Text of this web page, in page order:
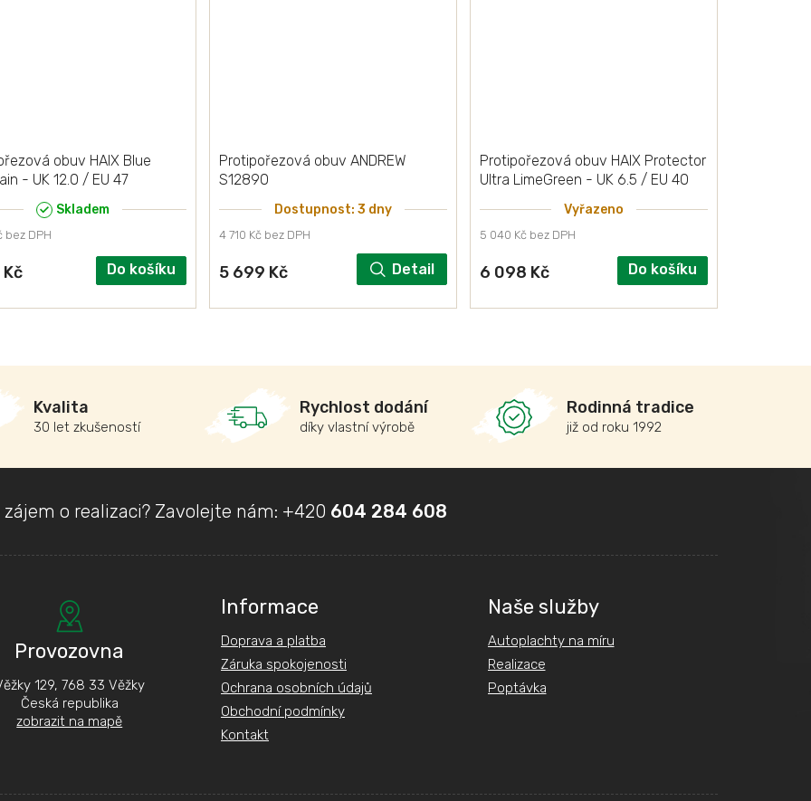
obuv HAIX Blue
- UK 12.0 / EU 47
Skladem
bez DPH
Kč Do košíku
Protipořezová obuv ANDREW
S12890
Dostupnost: 3 dny
4 710 Kč bez DPH
5 699 Kč Detail
Protipořezová obuv HAIX Protector
Ultra LimeGreen - UK 6.5 / EU 40
Vyřazeno
5 040 Kč bez DPH
6 098 Kč Do košíku
v
a
í
v
y
Kvalita
30 let zkušeností
Rychlost dodání
díky vlastní výrobě
Rodinná tradice
již od roku 1992
zájem o realizaci? Zavolejte nám: +420 604 284 608
Provozovna
129, 768 33 Věžky
Česká republika
zobrazit na mapě
Informace
Doprava a platba
Záruka spokojenosti
Ochrana osobních údajů
Obchodní podmínky
Kontakt
Naše služby
Autoplachty na míru
Realizace
Poptávka